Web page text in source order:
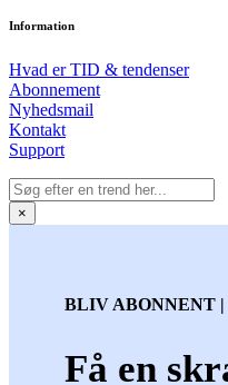
Information
Hvad er TID & tendenser
Abonnement
Nyhedsmail
Kontakt
Support
×
BLIV ABONNENT |
Få en